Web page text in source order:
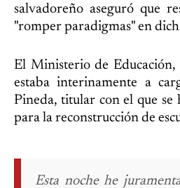
salvadoreño aseguró que
"romper paradigmas" en
El Ministerio de Educación,
estaba interinamente a
Pineda, titular con el que se
para la reconstrucción de
Esta noche he